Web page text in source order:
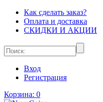
Как сделать заказ?
Оплата и доставка
СКИДКИ И АКЦИИ
Вход
Регистрация
Корзина: 0